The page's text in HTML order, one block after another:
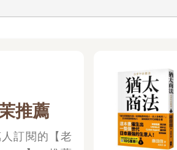
推薦
訂閱的【老